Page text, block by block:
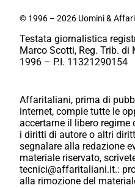
© 1996 – 2026 Uomini &
Testata giornalistica
Marco Scotti, Reg. Trib. di
1996 – P.I. 11321290154
Affaritaliani, prima di
internet, compie tutte le
accertarne il libero
i diritti di autore o altri
segnalare alla redazione
materiale riservato,
tecnici@affaritaliani.it.:
alla rimozione del